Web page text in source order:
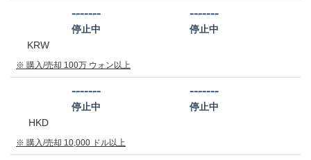
KRW
-------
停止中
-------
停止中
※ 購入/売却 100万 ウォン以上
HKD
-------
停止中
-------
停止中
※ 購入/売却 10,000 ドル以上